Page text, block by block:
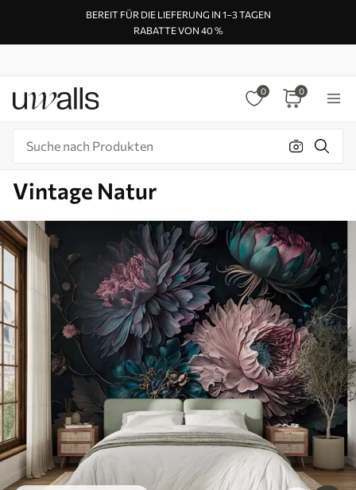
BEREIT FÜR DIE LIEFERUNG IN 1–3 TAGEN
RABATTE VON 40 %
0 0
Vintage Natur